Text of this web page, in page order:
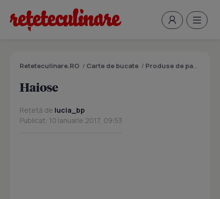
Reteteculinare.RO / Carte de bucate / Produse de panificatie si patiserie
Haiose
Rețetă de lucia_bp
Publicat: 10 Ianuarie 2017, 09:53